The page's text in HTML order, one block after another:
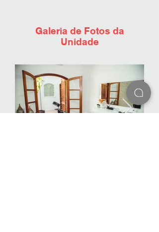
Galeria de Fotos da
Unidade